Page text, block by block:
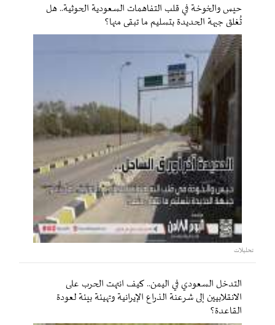
حيس والخوخة في قلب التفاهمات السعودية الحوثية.. هل
تُغلق جبهة الحديدة بتسليم ما تبقى منها؟
تحليلات
التدخل السعودي في اليمن.. كيف انتهت الحرب على
الانقلابيين إلى شرعنة الذراع الإيرانية وتهيئة بيئة لعودة
القاعدة؟